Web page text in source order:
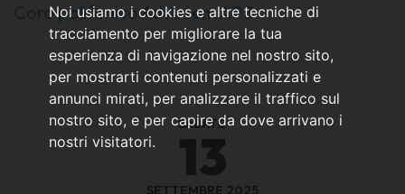
Noi usiamo i cookies e altre tecniche di
tracciamento per migliorare la tua
esperienza di navigazione nel nostro sito,
per mostrarti contenuti personalizzati e
annunci mirati, per analizzare il traffico sul
nostro sito, e per capire da dove arrivano i
nostri visitatori.
Coro polifonico Ad Artem APS
SABATO
13
SETTEMBRE 2025